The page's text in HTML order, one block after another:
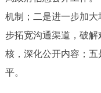
机制；二是进一步加
步拓宽沟通渠道，破
核，深化公开内容；
平。